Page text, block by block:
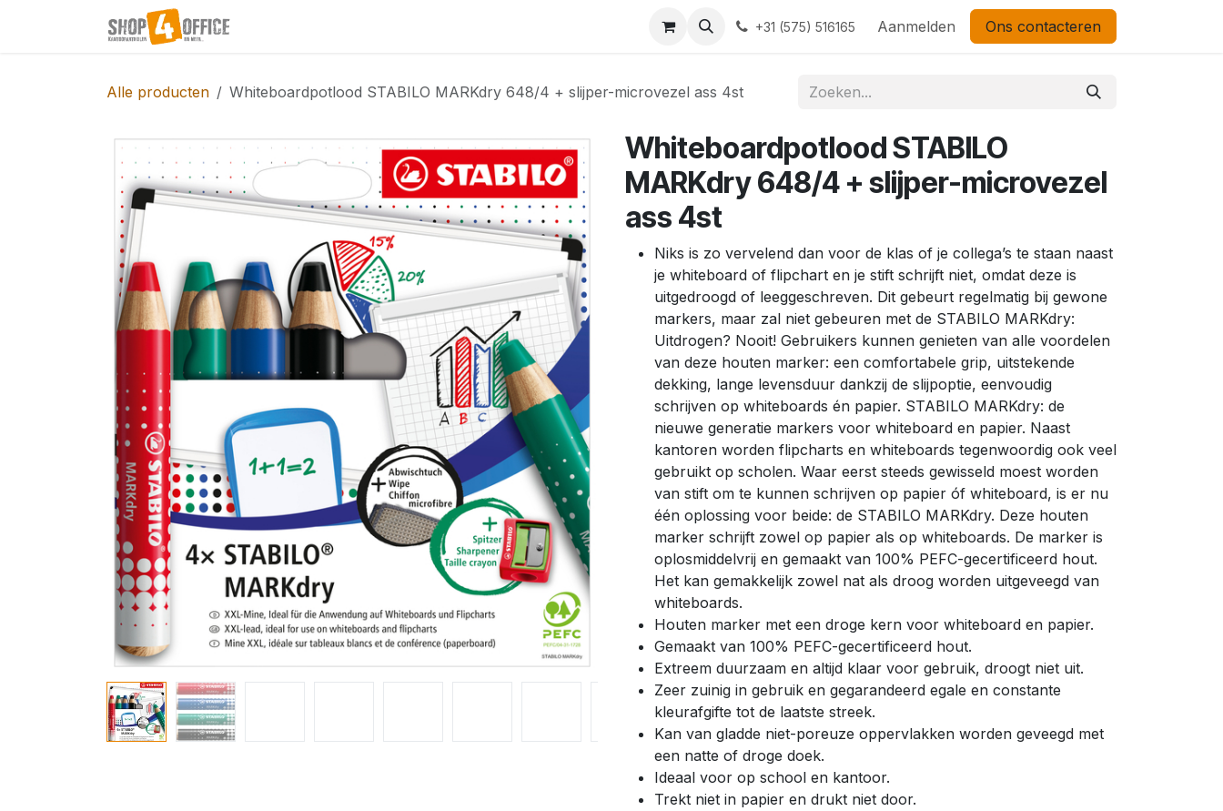
Overslaan naar inhoud
+31 (575) 516165 Aanmelden Ons contacteren
Alle producten Whiteboardpotlood STABILO MARKdry 648/4 + slijper-microvezel ass 4st
Whiteboardpotlood STABILO
MARKdry 648/4 + slijper-microvezel
ass 4st
Niks is zo vervelend dan voor de klas of je collega’s te staan naast
je whiteboard of flipchart en je stift schrijft niet, omdat deze is
uitgedroogd of leeggeschreven. Dit gebeurt regelmatig bij gewone
markers, maar zal niet gebeuren met de STABILO MARKdry:
Uitdrogen? Nooit! Gebruikers kunnen genieten van alle voordelen
van deze houten marker: een comfortabele grip, uitstekende
dekking, lange levensduur dankzij de slijpoptie, eenvoudig
schrijven op whiteboards én papier. STABILO MARKdry: de
nieuwe generatie markers voor whiteboard en papier. Naast
kantoren worden flipcharts en whiteboards tegenwoordig ook veel
gebruikt op scholen. Waar eerst steeds gewisseld moest worden
van stift om te kunnen schrijven op papier óf whiteboard, is er nu
één oplossing voor beide: de STABILO MARKdry. Deze houten
marker schrijft zowel op papier als op whiteboards. De marker is
oplosmiddelvrij en gemaakt van 100% PEFC-gecertificeerd hout.
Het kan gemakkelijk zowel nat als droog worden uitgeveegd van
whiteboards.
Houten marker met een droge kern voor whiteboard en papier.
Gemaakt van 100% PEFC-gecertificeerd hout.
Extreem duurzaam en altijd klaar voor gebruik, droogt niet uit.
Zeer zuinig in gebruik en gegarandeerd egale en constante
kleurafgifte tot de laatste streek.
Kan van gladde niet-poreuze oppervlakken worden geveegd met
een natte of droge doek.
Ideaal voor op school en kantoor.
Trekt niet in papier en drukt niet door.